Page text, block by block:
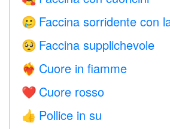
🥲 Faccina sorridente con
🥺 Faccina supplichevole
❤️‍🔥 Cuore in fiamme
❤️ Cuore rosso
👍 Pollice in su